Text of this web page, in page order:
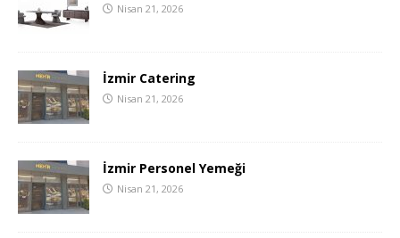
Nisan 21, 2026
İzmir Catering
Nisan 21, 2026
İzmir Personel Yemeği
Nisan 21, 2026